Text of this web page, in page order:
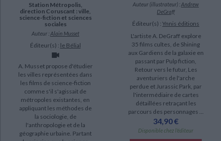
revue (228)
poche (158)
IAD (72)
coffret (11)
document-audio (7)
Encyclopédie des longs métrages français de fiction : 1929-1979 (20)
Station Métropolis,
direction Coruscant : ville,
science-fiction et sciences
sociales
Auteur :Alain Musset
Éditeur(s) : le Bélial
A. Musset propose d'étudier
les villes représentées dans
les films de science-fiction
comme s'il s'agissait de
métropoles existantes, en
appliquant les méthodes de
la sociologie, de
l'anthropologie et de la
géographie urbaine. Partant
Auteur (illustrateur) :Andrew
DeGraff
Éditeur(s) : Ynnis éditions
L'artiste A. DeGraff explore
35 films cultes, de Shining
aux Gardiens de la galaxie en
passant par Pulp fiction,
Retour vers le futur, Les
aventuriers de l'arche
perdue et Jurassic Park, par
l'intermédiaire de cartes
détaillées retraçant les
parcours des personnages ...
34,90 €
Disponible chez l'éditeur